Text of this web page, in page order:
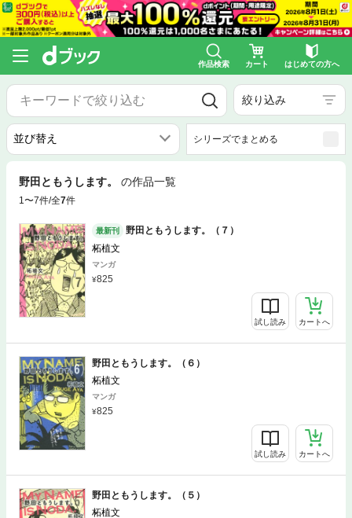
作品検索 カート はじめての方へ
絞り込み
シリーズでまとめる
野田ともうします。 の作品一覧
1〜7件/全7件
最新刊
野田ともうします。（７）
柘植文
マンガ
825
試し読み カートへ
野田ともうします。（６）
柘植文
マンガ
825
試し読み カートへ
野田ともうします。（５）
柘植文